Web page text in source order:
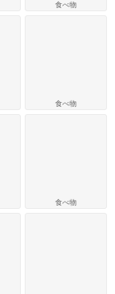
食べ物
食べ物
食べ物